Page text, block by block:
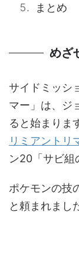
まとめ
めざ
サイドミッシ
マー」は、ジ
ると始まりま
リミアントリ
ン20「サビ組
ポケモンの技
と頼まれまし